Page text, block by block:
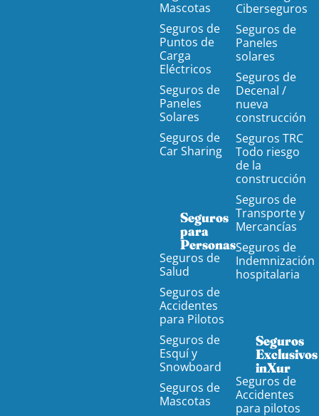
Mascotas
Seguros de
Puntos de
Carga
Eléctricos
Seguros de
Paneles
Solares
Seguros de
Car Sharing
Seguros
para
Personas
Seguros de
Salud
Seguros de
Accidentes
para Pilotos
Seguros de
Esquí y
Snowboard
Seguros de
Mascotas
Ciberseguros
Seguros de
Paneles
solares
Seguros de
Decenal /
nueva
construcción
Seguros TRC
Todo riesgo
de la
construcción
Seguros de
Transporte y
Mercancías
Seguros de
Indemnización
hospitalaria
Seguros
Exclusivos
inXur
Seguros de
Accidentes
para pilotos